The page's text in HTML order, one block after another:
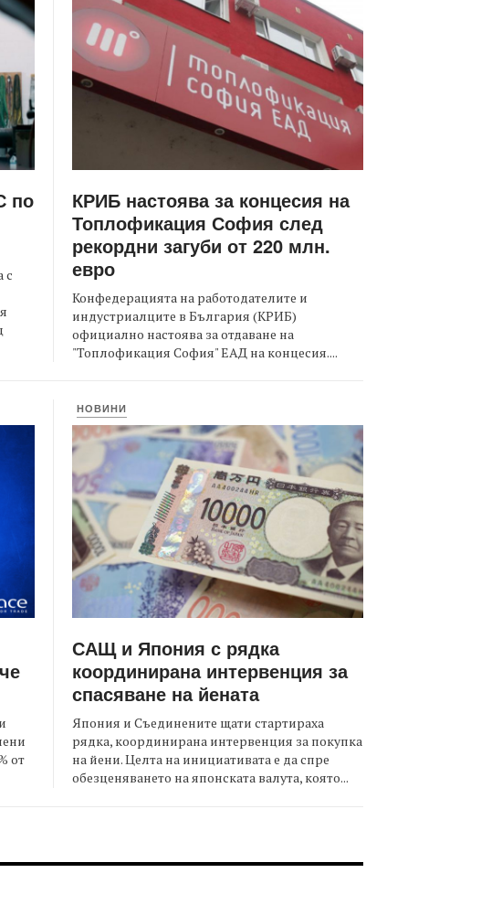
по
с
КРИБ настоява за концесия на
Топлофикация София след
рекордни загуби от 220 млн.
евро
Конфедерацията на работодателите и
индустриалците в България (КРИБ)
официално настоява за отдаване на
"Топлофикация София" ЕАД на концесия....
от
НОВИНИ
САЩ и Япония с рядка
координирана интервенция за
спасяване на йената
Япония и Съединените щати стартираха
рядка, координирана интервенция за покупка
на йени. Целта на инициативата е да спре
обезценяването на японската валута, която...